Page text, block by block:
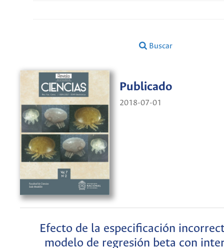
Buscar
Publicado
2018-07-01
Efecto de la especificación
modelo de regresión beta con